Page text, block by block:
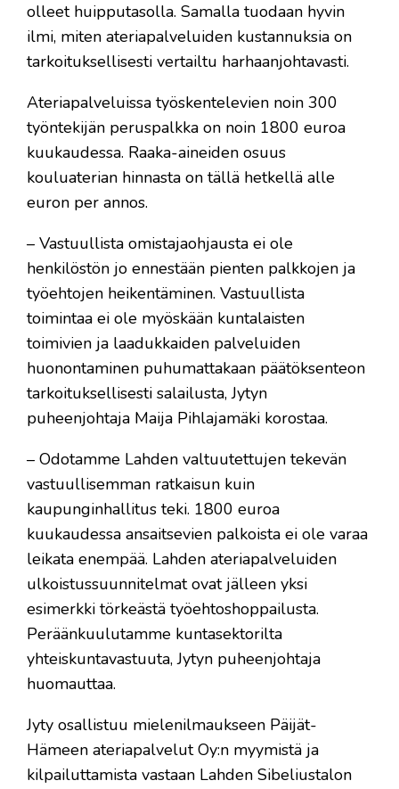
olleet huipputasolla. Samalla tuodaan hyvin
ilmi, miten ateriapalveluiden kustannuksia on
tarkoituksellisesti vertailtu harhaanjohtavasti.
Ateriapalveluissa työskentelevien noin 300
työntekijän peruspalkka on noin 1800 euroa
kuukaudessa. Raaka-aineiden osuus
kouluaterian hinnasta on tällä hetkellä alle
euron per annos.
– Vastuullista omistajaohjausta ei ole
henkilöstön jo ennestään pienten palkkojen ja
työehtojen heikentäminen. Vastuullista
toimintaa ei ole myöskään kuntalaisten
toimivien ja laadukkaiden palveluiden
huonontaminen puhumattakaan päätöksenteon
tarkoituksellisesti salailusta, Jytyn
puheenjohtaja Maija Pihlajamäki korostaa.
– Odotamme Lahden valtuutettujen tekevän
vastuullisemman ratkaisun kuin
kaupunginhallitus teki. 1800 euroa
kuukaudessa ansaitsevien palkoista ei ole varaa
leikata enempää. Lahden ateriapalveluiden
ulkoistussuunnitelmat ovat jälleen yksi
esimerkki törkeästä työehtoshoppailusta.
Peräänkuulutamme kuntasektorilta
yhteiskuntavastuuta, Jytyn puheenjohtaja
huomauttaa.
Jyty osallistuu mielenilmaukseen Päijät-
Hämeen ateriapalvelut Oy:n myymistä ja
kilpailuttamista vastaan Lahden Sibeliustalon